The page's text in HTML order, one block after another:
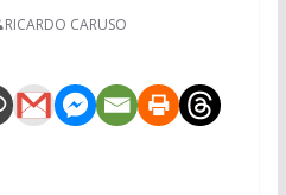
RICARDO CARUSO